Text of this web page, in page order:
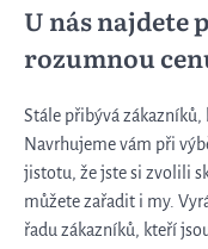
U nás
rozumnou
Stále přibývá
Navrhujeme vám při
jistotu, že jste si zvolili
můžete zařadit i my.
řadu zákazníků, kteří